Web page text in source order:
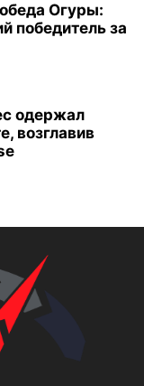
Огуры:
победитель за
одержал
возглавив